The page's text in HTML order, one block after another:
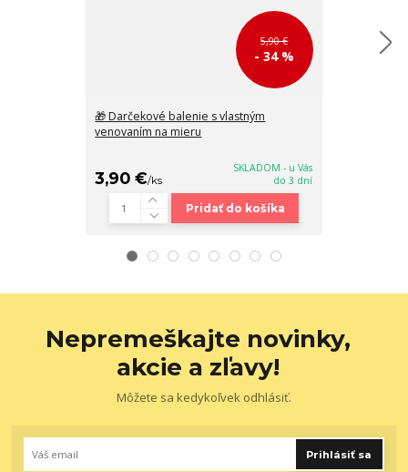
5,90 €
- 34 %
🎁 Darčekové balenie s vlastným
venovaním na mieru
3,90 €/ks
SKLADOM - u Vás
do 3 dní
Pridať do košíka
Nepremeškajte novinky,
akcie a zľavy!
Môžete sa kedykoľvek odhlásiť.
Prihlásiť sa